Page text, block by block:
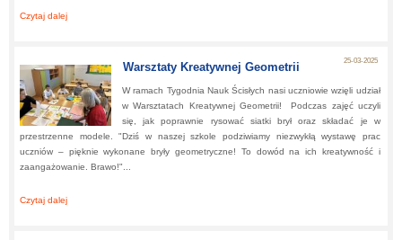
Czytaj dalej
25-03-2025
Warsztaty Kreatywnej Geometrii
W ramach Tygodnia Nauk Ścisłych nasi uczniowie wzięli udział
w Warsztatach Kreatywnej Geometrii! Podczas zajęć uczyli
się, jak poprawnie rysować siatki brył oraz składać je w
przestrzenne modele. "Dziś w naszej szkole podziwiamy niezwykłą wystawę prac
uczniów – pięknie wykonane bryły geometryczne! To dowód na ich kreatywność i
zaangażowanie. Brawo!"...
Czytaj dalej